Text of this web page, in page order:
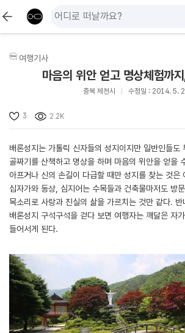
여행기사
마음의 위안 얻고 명상체험까
충북 제천시 수정일 : 2014. 5.
3 2.2K
배론성지는 가톨릭 신자들의 성지이지만 일반인들도
골짜기를 산책하고 명상을 하며 마음의 위안을 얻을
아프거나 신의 손길이 다급할 때만 성지를 찾는 것은
십자가와 동상, 심지어는 수목들과 건축물마저도 방
목소리로 사랑과 진실의 삶을 가르치는 것만 같다. 반
배론성지 구석구석을 걷다 보면 여행자는 깨달은 자
들어서게 된다.